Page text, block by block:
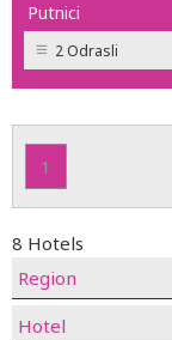
Putnici
2 Odrasli
1
8 Hotels
Region
Hotel